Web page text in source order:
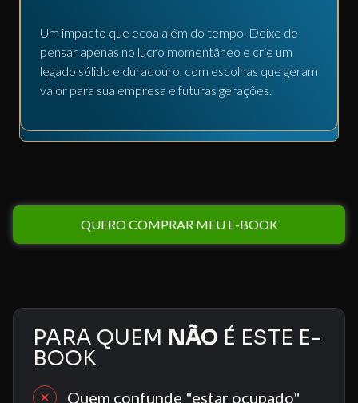
Um impacto que ecoa além do tempo. Deixe de
pensar apenas no lucro momentâneo e crie um
legado sólido e duradouro, com escolhas que geram
valor para sua empresa e futuras gerações.
QUERO COMPRAR MEU E-BOOK
PARA QUEM NÃO É ESTE E-
BOOK
Quem confunde "estar ocupado"